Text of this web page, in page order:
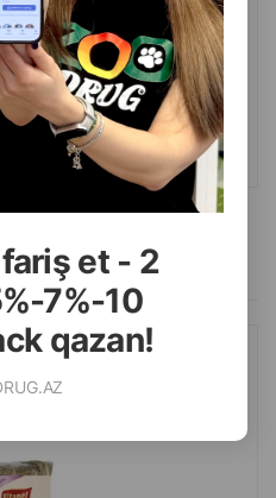
et - 2
7%-10
qazan!
Цена
Купить
1.70